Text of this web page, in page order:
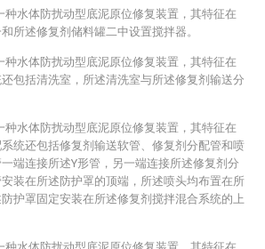
种水体防扰动型底泥原位修复装置，其特征在
所述修复剂储料罐二中设置搅拌器。
种水体防扰动型底泥原位修复装置，其特征在
包括清洗室，所述清洗室与所述修复剂输送分
种水体防扰动型底泥原位修复装置，其特征在
统还包括修复剂输送软管、修复剂分配管和喷
端连接所述Y形管，另一端连接所述修复剂分
装在所述防护罩的顶端，所述喷头均布置在所
护罩固定安装在所述修复剂搅拌混合系统的上